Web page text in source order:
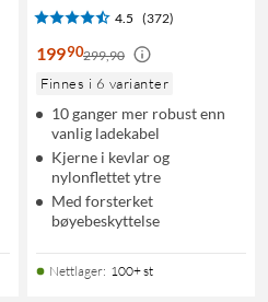
4.5 (372)
19990299,90
Finnes i 6 varianter
10 ganger mer robust enn
vanlig ladekabel
Kjerne i kevlar og
nylonflettet ytre
Med forsterket
bøyebeskyttelse
Nettlager: 100+ st